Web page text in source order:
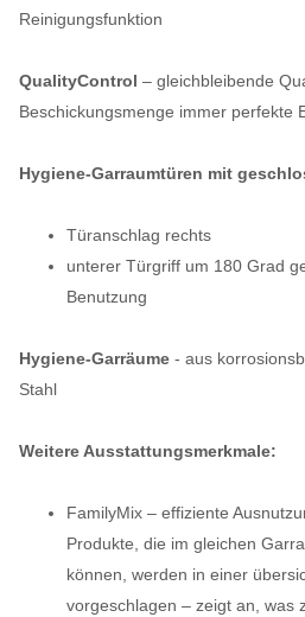
Reinigungsfunktion
QualityControl – gleichbleibende
Beschickungsmenge immer perfekte
Hygiene-Garraumtüren mit
Türanschlag rechts
unterer Türgriff um 180 Grad
Benutzung
Hygiene-Garräume - aus
Stahl
Weitere Ausstattungsmerkmale:
FamilyMix – effiziente
Produkte, die im gleichen
können, werden in einer
vorgeschlagen – zeigt an, was